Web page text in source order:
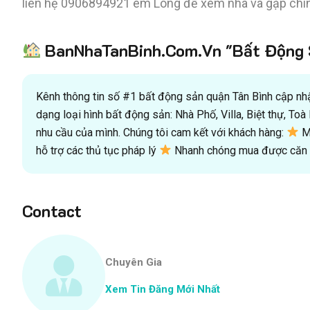
BanNhaTanBinh.Com.Vn "Bất
Kênh thông tin số #1 bất động sản quận Tân Bình cập
dạng loại hình bất động sản: Nhà Phố, Villa, Biệt thự,
nhu cầu của mình. Chúng tôi cam kết với khách hàng:
hỗ trợ các thủ tục pháp lý
Nhanh chóng mua được căn
Contact
Chuyên Gia
Xem Tin Đăng Mới Nhất